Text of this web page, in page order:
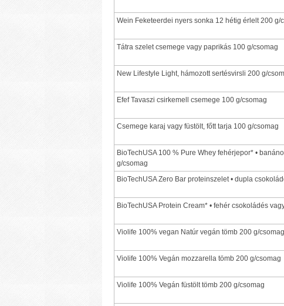
Wein Feketeerdei nyers sonka 12 hétig érlelt 200 g/
Tátra szelet csemege vagy paprikás 100 g/csomag
New Lifestyle Light, hámozott sertésvirsli 200 g/
Efef Tavaszi csirkemell csemege 100 g/csomag
Csemege karaj vagy füstölt, főtt tarja 100 g/csomag
BioTechUSA 100 % Pure Whey fehérjepor* •
g/csomag
BioTechUSA Zero Bar proteinszelet • dupla
BioTechUSA Protein Cream* • fehér csokoládés
Violife 100% vegan Natúr vegán tömb 200 g/csomag
Violife 100% Vegán mozzarella tömb 200 g/csomag
Violife 100% Vegán füstölt tömb 200 g/csomag